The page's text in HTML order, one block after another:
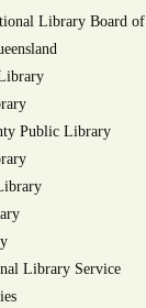
Library Board of
Public Library
Library Service